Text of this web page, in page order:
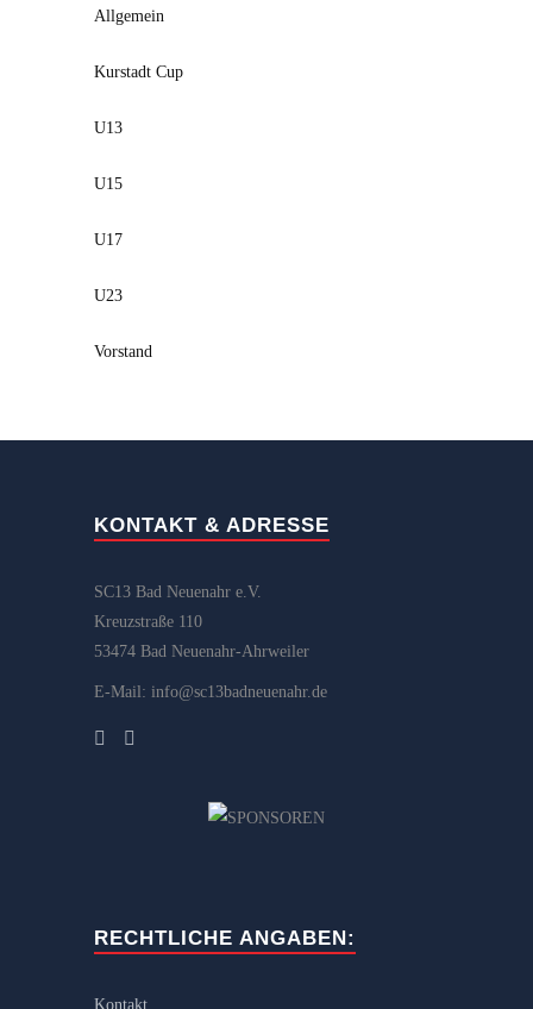
Allgemein
Kurstadt Cup
U13
U15
U17
U23
Vorstand
KONTAKT & ADRESSE
SC13 Bad Neuenahr e.V.
Kreuzstraße 110
53474 Bad Neuenahr-Ahrweiler
E-Mail: info@sc13badneuenahr.de
RECHTLICHE ANGABEN:
Kontakt